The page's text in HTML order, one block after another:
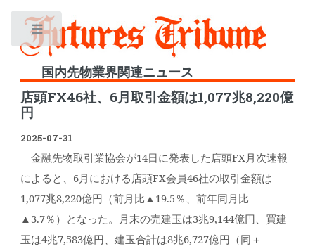
国内先物業界関連ニュース
店頭FX46社、6月取引金額は1,077兆8,220億
円
2025-07-31
金融先物取引業協会が14日に発表した店頭FX月次速報
によると、6月における店頭FX会員46社の取引金額は
1,077兆8,220億円（前月比▲19.5％、前年同月比
▲3.7％）となった。月末の売建玉は3兆9,144億円、買建
玉は4兆7,583億円、建玉合計は8兆6,727億円（同＋
Toggle